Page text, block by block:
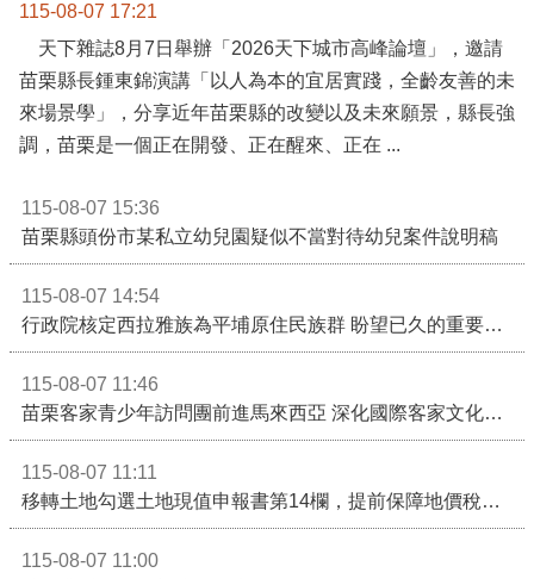
115-08-07 17:21
天下雜誌8月7日舉辦「2026天下城市高峰論壇」，邀請
苗栗縣長鍾東錦演講「以人為本的宜居實踐，全齡友善的未
來場景學」，分享近年苗栗縣的改變以及未來願景，縣長強
調，苗栗是一個正在開發、正在醒來、正在 ...
115-08-07 15:36
苗栗縣頭份市某私立幼兒園疑似不當對待幼兒案件說明稿
115-08-07 14:54
行政院核定西拉雅族為平埔原住民族群 盼望已久的重要時刻到來！8月13日起受理民族成員名冊登記
115-08-07 11:46
苗栗客家青少年訪問團前進馬來西亞 深化國際客家文化交流
115-08-07 11:11
移轉土地勾選土地現值申報書第14欄，提前保障地價稅節稅權益
115-08-07 11:00